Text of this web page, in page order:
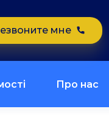
мне
Про нас